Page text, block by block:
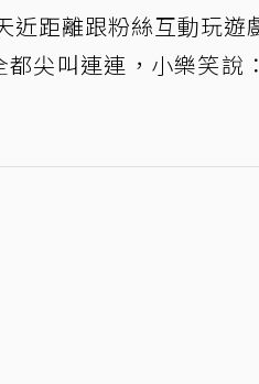
距離跟粉絲互動玩遊
尖叫連連，小樂笑說